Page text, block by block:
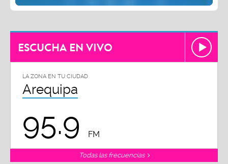
ESCUCHA EN VIVO
LA ZONA EN TU CIUDAD
Arequipa
95.9 FM
Todas las frecuencias